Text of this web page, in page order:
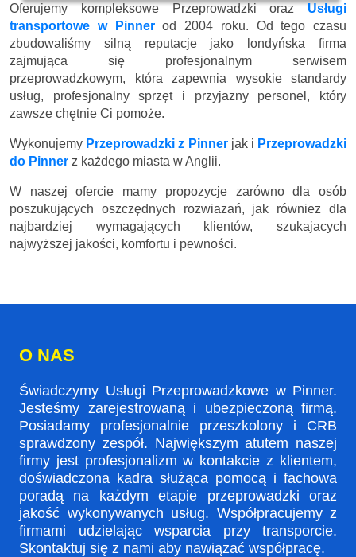
Oferujemy kompleksowe Przeprowadzki orazUsługi
transportowe w Pinnerod 2004 roku. Od tego czasu
zbudowaliśmy silną reputacje jako londyńska firma
zajmująca się profesjonalnym serwisem
przeprowadzkowym, która zapewnia wysokie standardy
usług, profesjonalny sprzęt i przyjazny personel, który
zawsze chętnie Ci pomoże.
Wykonujemy Przeprowadzki z Pinnerjak i Przeprowadzki
do Pinner z każdego miasta w Anglii.
W naszej ofercie mamy propozycje zarówno dla osób
poszukujących oszczędnych rozwiazań, jak równiez dla
najbardziej wymagających klientów, szukajacych
najwyższej jakości, komfortu i pewności.
O NAS
Świadczymy Usługi Przeprowadzkowe w Pinner.
Jesteśmy zarejestrowaną i ubezpieczoną firmą.
Posiadamy profesjonalnie przeszkolony i CRB
sprawdzony zespół. Największym atutem naszej
firmy jest profesjonalizm w kontakcie z klientem,
doświadczona kadra służąca pomocą i fachowa
poradą na każdym etapie przeprowadzki oraz
jakość wykonywanych usług. Współpracujemy z
firmami udzielając wsparcia przy transporcie.
Skontaktuj się z nami aby nawiązać współpracę.